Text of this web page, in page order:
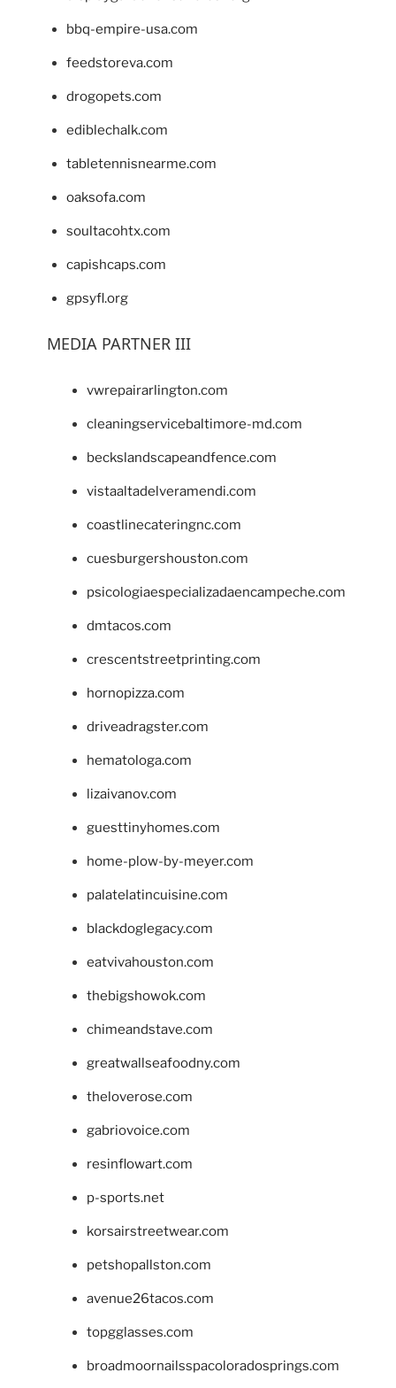
bbq-empire-usa.com
feedstoreva.com
drogopets.com
ediblechalk.com
tabletennisnearme.com
oaksofa.com
soultacohtx.com
capishcaps.com
gpsyfl.org
MEDIA PARTNER III
vwrepairarlington.com
cleaningservicebaltimore-md.com
beckslandscapeandfence.com
vistaaltadelveramendi.com
coastlinecateringnc.com
cuesburgershouston.com
psicologiaespecializadaencampeche.com
dmtacos.com
crescentstreetprinting.com
hornopizza.com
driveadragster.com
hematologa.com
lizaivanov.com
guesttinyhomes.com
home-plow-by-meyer.com
palatelatincuisine.com
blackdoglegacy.com
eatvivahouston.com
thebigshowok.com
chimeandstave.com
greatwallseafoodny.com
theloverose.com
gabriovoice.com
resinflowart.com
p-sports.net
korsairstreetwear.com
petshopallston.com
avenue26tacos.com
topgglasses.com
broadmoornailsspacoloradosprings.com